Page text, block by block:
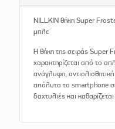
NILLKIN θήκη Super
μπλε
Η θήκη της σειράς Super
χαρακτηρίζεται από το
ανάγλυφη,
απόλυτα το smartphone
δαχτυλιές και